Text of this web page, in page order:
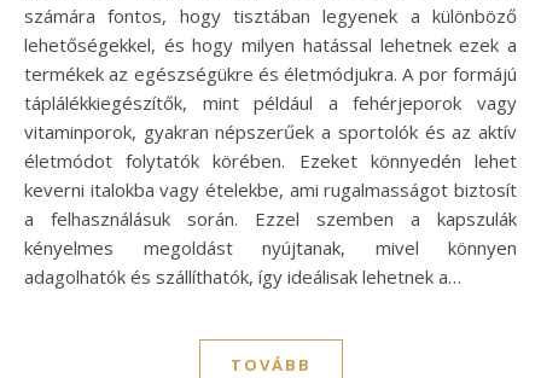
számára fontos, hogy tisztában legyenek a különböző
lehetőségekkel, és hogy milyen hatással lehetnek ezek a
termékek az egészségükre és életmódjukra. A por formájú
táplálékkiegészítők, mint például a fehérjeporok vagy
vitaminporok, gyakran népszerűek a sportolók és az aktív
életmódot folytatók körében. Ezeket könnyedén lehet
keverni italokba vagy ételekbe, ami rugalmasságot biztosít
a felhasználásuk során. Ezzel szemben a kapszulák
kényelmes megoldást nyújtanak, mivel könnyen
adagolhatók és szállíthatók, így ideálisak lehetnek a…
TOVÁBB